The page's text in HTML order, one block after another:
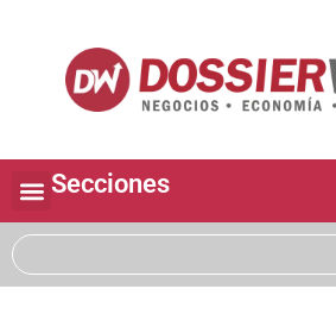
Secciones